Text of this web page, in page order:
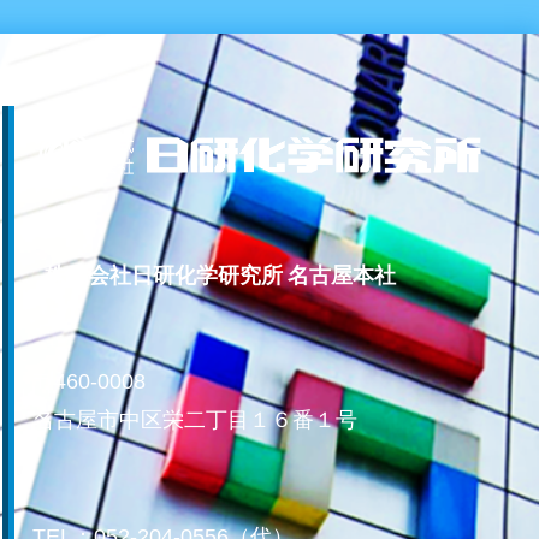
株式会社日研化学研究所 名古屋本社
〒460-0008
名古屋市中区栄二丁目１６番１号